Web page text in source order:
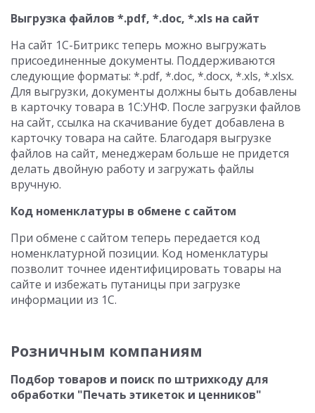
Выгрузка файлов *.pdf, *.doc, *.xls на сайт
На сайт 1С-Битрикс теперь можно выгружать
присоединенные документы. Поддерживаются
следующие форматы: *.pdf, *.doc, *.docx, *.xls, *.xlsx.
Для выгрузки, документы должны быть добавлены
в карточку товара в 1С:УНФ. После загрузки файлов
на сайт, ссылка на скачивание будет добавлена в
карточку товара на сайте. Благодаря выгрузке
файлов на сайт, менеджерам больше не придется
делать двойную работу и загружать файлы
вручную.
Код номенклатуры в обмене с сайтом
При обмене с сайтом теперь передается код
номенклатурной позиции. Код номенклатуры
позволит точнее идентифицировать товары на
сайте и избежать путаницы при загрузке
информации из 1С.
Розничным компаниям
Подбор товаров и поиск по штрихкоду для
обработки "Печать этикеток и ценников"